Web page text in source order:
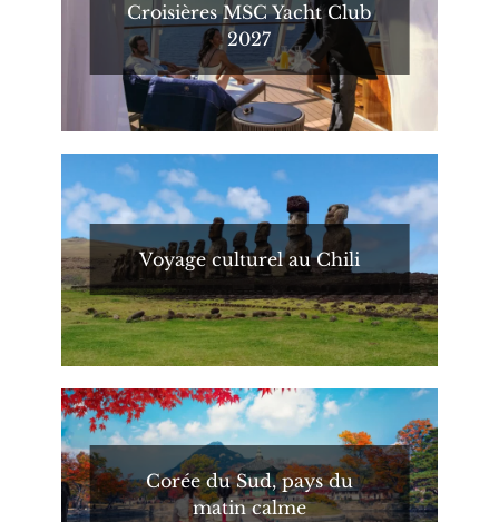
Croisières MSC Yacht Club
2027
Voyage culturel au Chili
Corée du Sud, pays du
matin calme